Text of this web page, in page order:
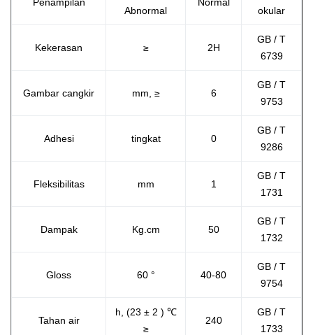
Abnormal okular
Kekerasan ≥ 2H
GB / T
6739
Gambar cangkir mm, ≥ 6
GB / T
9753
Adhesi tingkat 0
GB / T
9286
Fleksibilitas mm 1
GB / T
1731
Dampak Kg.cm 50
GB / T
1732
Gloss 60 ° 40-80
GB / T
9754
Tahan air
h, (23 ± 2 ) ℃
≥
240
GB / T
1733